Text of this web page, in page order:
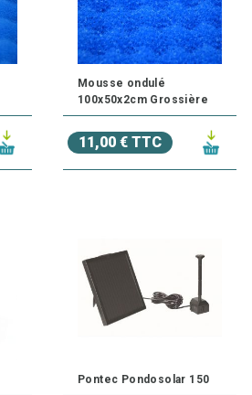
Mousse ondulé
100x50x2cm Grossière
11,00 € TTC
Pontec Pondosolar 150